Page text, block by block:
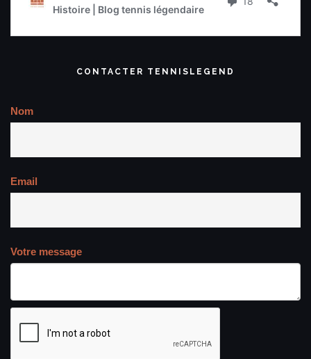
CONTACTER TENNISLEGEND
Nom
Email
Votre message